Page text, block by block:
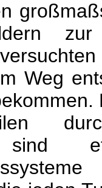
Weg
sind